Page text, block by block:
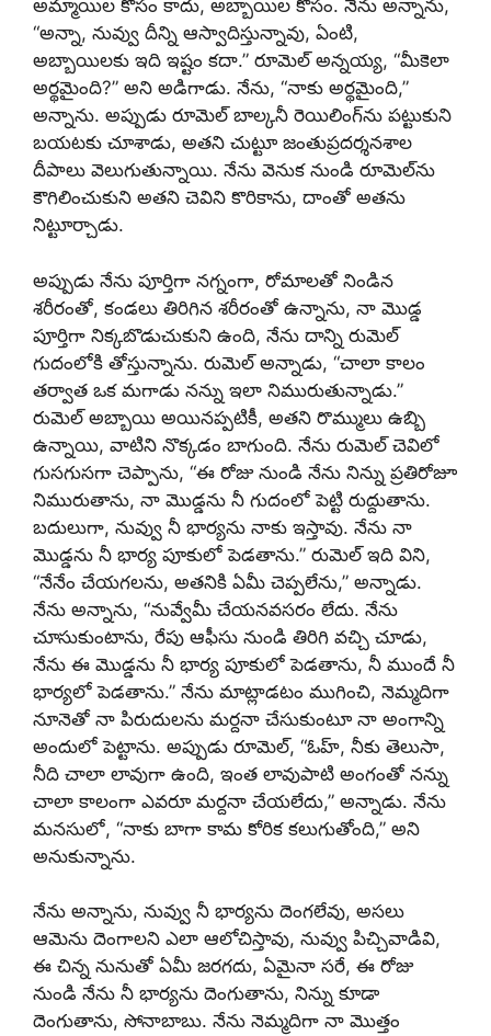
అమ్మాయిల కోసం కాదు, అబ్బాయిల కోసం. నేను అన్నాను,
“అన్నా, నువ్వు దీన్ని ఆస్వాదిస్తున్నావు, ఏంటి,
అబ్బాయిలకు ఇది ఇష్టం కదా.” రూమెల్ అన్నయ్య, “మీకెలా
అర్థమైంది?” అని అడిగాడు. నేను, “నాకు అర్థమైంది,”
అన్నాను. అప్పుడు రూమెల్ బాల్కనీ రెయిలింగ్‌ను పట్టుకుని
బయటకు చూశాడు, అతని చుట్టూ జంతుప్రదర్శనశాల
దీపాలు వెలుగుతున్నాయి. నేను వెనుక నుండి రూమెల్‌ను
కౌగిలించుకుని అతని చెవిని కొరికాను, దాంతో అతను
నిట్టూర్చాడు.
అప్పుడు నేను పూర్తిగా నగ్నంగా, రోమాలతో నిండిన
శరీరంతో, కండలు తిరిగిన శరీరంతో ఉన్నాను, నా మొడ్డ
పూర్తిగా నిక్కబొడుచుకుని ఉంది, నేను దాన్ని రుమెల్
గుదంలోకి తోస్తున్నాను. రుమెల్ అన్నాడు, “చాలా కాలం
తర్వాత ఒక మగాడు నన్ను ఇలా నిమురుతున్నాడు.”
రుమెల్ అబ్బాయి అయినప్పటికీ, అతని రొమ్ములు ఉబ్బి
ఉన్నాయి, వాటిని నొక్కడం బాగుంది. నేను రుమెల్ చెవిలో
గుసగుసగా చెప్పాను, “ఈ రోజు నుండి నేను నిన్ను ప్రతిరోజూ
నిమురుతాను, నా మొడ్డను నీ గుదంలో పెట్టి రుద్దుతాను.
బదులుగా, నువ్వు నీ భార్యను నాకు ఇస్తావు. నేను నా
మొడ్డను నీ భార్య పూకులో పెడతాను.” రుమెల్ ఇది విని,
“నేనేం చేయగలను, అతనికి ఏమీ చెప్పలేను,” అన్నాడు.
నేను అన్నాను, “నువ్వేమీ చేయనవసరం లేదు. నేను
చూసుకుంటాను, రేపు ఆఫీసు నుండి తిరిగి వచ్చి చూడు,
నేను ఈ మొడ్డను నీ భార్య పూకులో పెడతాను, నీ ముందే నీ
భార్యలో పెడతాను.” నేను మాట్లాడటం ముగించి, నెమ్మదిగా
నూనెతో నా పిరుదులను మర్దనా చేసుకుంటూ నా అంగాన్ని
అందులో పెట్టాను. అప్పుడు రూమెల్, “ఓహ్, నీకు తెలుసా,
నీది చాలా లావుగా ఉంది, ఇంత లావుపాటి అంగంతో నన్ను
చాలా కాలంగా ఎవరూ మర్దనా చేయలేదు,” అన్నాడు. నేను
మనసులో, “నాకు బాగా కామ కోరిక కలుగుతోంది,” అని
అనుకున్నాను.
నేను అన్నాను, నువ్వు నీ భార్యను దెంగలేవు, అసలు
ఆమెను దెంగాలని ఎలా ఆలోచిస్తావు, నువ్వు పిచ్చివాడివి,
ఈ చిన్న నునుతో ఏమీ జరగదు, ఏమైనా సరే, ఈ రోజు
నుండి నేను నీ భార్యను దెంగుతాను, నిన్ను కూడా
దెంగుతాను, సోనాబాబు. నేను నెమ్మదిగా నా మొత్తం